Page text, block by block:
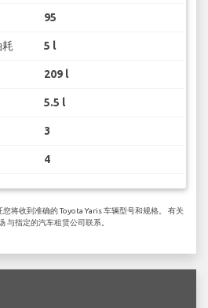
95
5 l
209 l
5.5 l
3
4
将收到准确的 Toyota Yaris 车辆型号和规格。 有关
与指定的汽车租赁公司联系。